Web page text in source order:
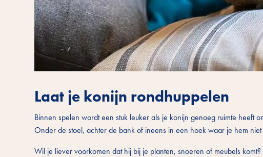
Laat je konijn rondhuppelen
Binnen spelen wordt een stuk leuker als je konijn genoeg ruimte heeft
Onder de stoel, achter de bank of ineens in een hoek waar je hem
Wil je liever voorkomen dat hij bij je planten, snoeren of meubels